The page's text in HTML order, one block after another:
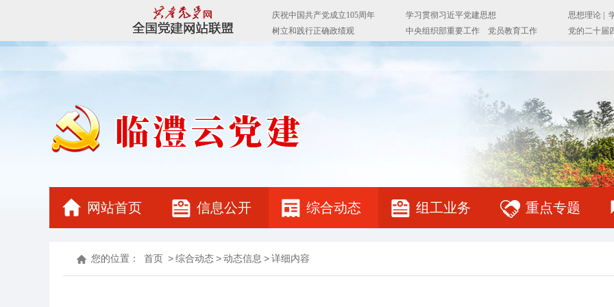
网站首页 信息公开 综合动态 组工业务 重点专题
您的位置： 首页 >综合动态>动态信息 >详细内容